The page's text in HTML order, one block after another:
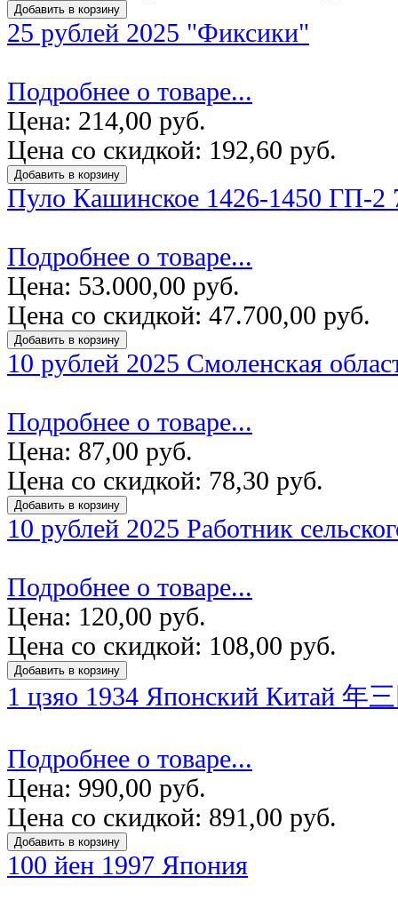
25 рублей 2025 "Фиксики"
Подробнее о товаре...
Цена: 214,00 руб.
Цена со скидкой: 192,60 руб.
Пуло Кашинское 1426-1450 ГП-2
Подробнее о товаре...
Цена: 53.000,00 руб.
Цена со скидкой: 47.700,00 руб.
10 рублей 2025 Смоленская
Подробнее о товаре...
Цена: 87,00 руб.
Цена со скидкой: 78,30 руб.
10 рублей 2025 Работник
Подробнее о товаре...
Цена: 120,00 руб.
Цена со скидкой: 108,00 руб.
1 цзяо 1934 Японский Китай 年
Подробнее о товаре...
Цена: 990,00 руб.
Цена со скидкой: 891,00 руб.
100 йен 1997 Япония